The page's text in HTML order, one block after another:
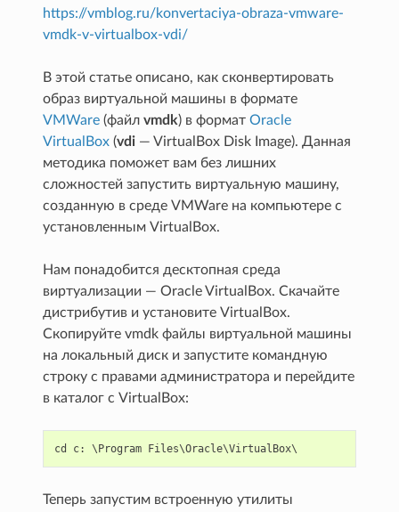
https://vmblog.ru/konvertaciya-obraza-vmware-
vmdk-v-virtualbox-vdi/
В этой статье описано, как сконвертировать
образ виртуальной машины в формате
VMWare (файлvmdk) в форматOracle
VirtualBox (vdi — VirtualBox Disk Image). Данная
методика поможет вам без лишних
сложностей запустить виртуальную машину,
созданную в среде VMWare на компьютере с
установленным VirtualBox.
Нам понадобится десктопная среда
виртуализации — Oracle VirtualBox. Скачайте
дистрибутив и установите VirtualBox.
Скопируйте vmdk файлы виртуальной машины
на локальный диск и запустите командную
строку с правами администратора и перейдите
в каталог с VirtualBox:
cd c: \Program Files\Oracle\VirtualBox
Теперь запустим встроенную утилиты